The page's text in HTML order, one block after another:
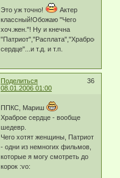
Это уж точно!
Актер
классный!Обожаю "Чего
хоч.жен."! Ну и кнечна
"Патриот","Расплата","Храброе
сердце"...и т.д. и т.п.
Поделиться
36
08.01.2006 01:00
ППКС, Мариш
Храброе сердце - вообще
шедевр.
Чего хотят женщины, Патриот
- одни из немногих фильмов,
которые я могу смотреть до
корок :vo: